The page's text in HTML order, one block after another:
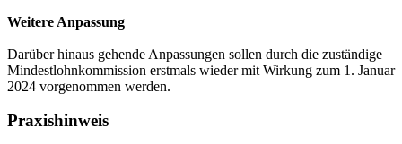
Weitere Anpassung
Darüber hinaus gehende Anpassungen sollen durch die zuständige
Mindestlohnkommission erstmals wieder mit Wirkung zum 1. Januar
2024 vorgenommen werden.
Praxishinweis